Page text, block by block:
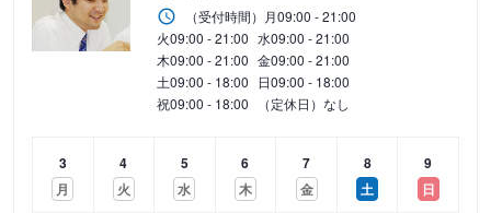
（受付時間） 月09:00 - 21:00
火09:00 - 21:00 水09:00 - 21:00
木09:00 - 21:00 金09:00 - 21:00
土09:00 - 18:00 日09:00 - 18:00
祝09:00 - 18:00 （定休日）なし
3
月
4
火
5
水
6
木
7
金
8
土
9
日